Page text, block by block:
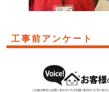
工事前アンケート